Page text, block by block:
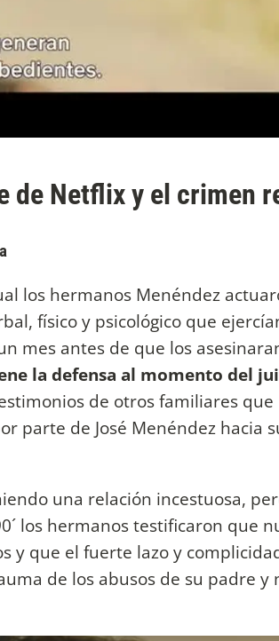
de Netflix y el crimen
los hermanos Menéndez
físico y psicológico que
mes antes de que los
la defensa al momento del
de otros familiares que
parte de José Menéndez hacia
una relación incestuosa,
los hermanos testificaron que
y que el fuerte lazo y
de los abusos de su padre y